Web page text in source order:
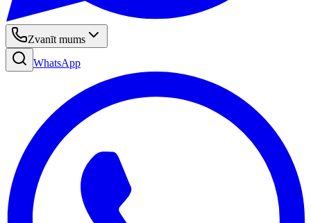
Zvanīt mums
WhatsApp